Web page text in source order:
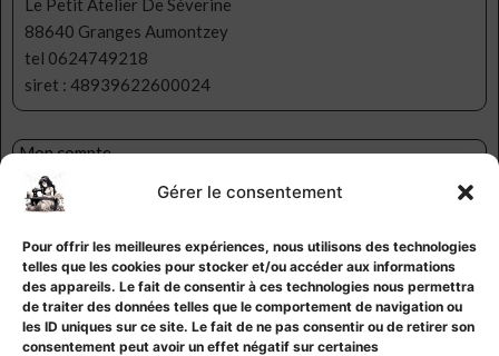
Gérer le consentement
Pour offrir les meilleures expériences, nous utilisons des technologies
telles que les cookies pour stocker et/ou accéder aux informations
des appareils. Le fait de consentir à ces technologies nous permettra
de traiter des données telles que le comportement de navigation ou
les ID uniques sur ce site. Le fait de ne pas consentir ou de retirer son
consentement peut avoir un effet négatif sur certaines
Le Petit Atelier De Séverine
88640 Granges Aumontzey
tel 0624749218
siret : 48939622600024
Mon compte
Ma liste d’envies
Contact
Mentions légales
Politique de confidentialité
Politique de cookies